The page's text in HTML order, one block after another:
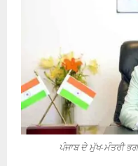
ਪੰਜਾਬ ਦੇ ਮੁੱਖ-ਮੰਤਰੀ